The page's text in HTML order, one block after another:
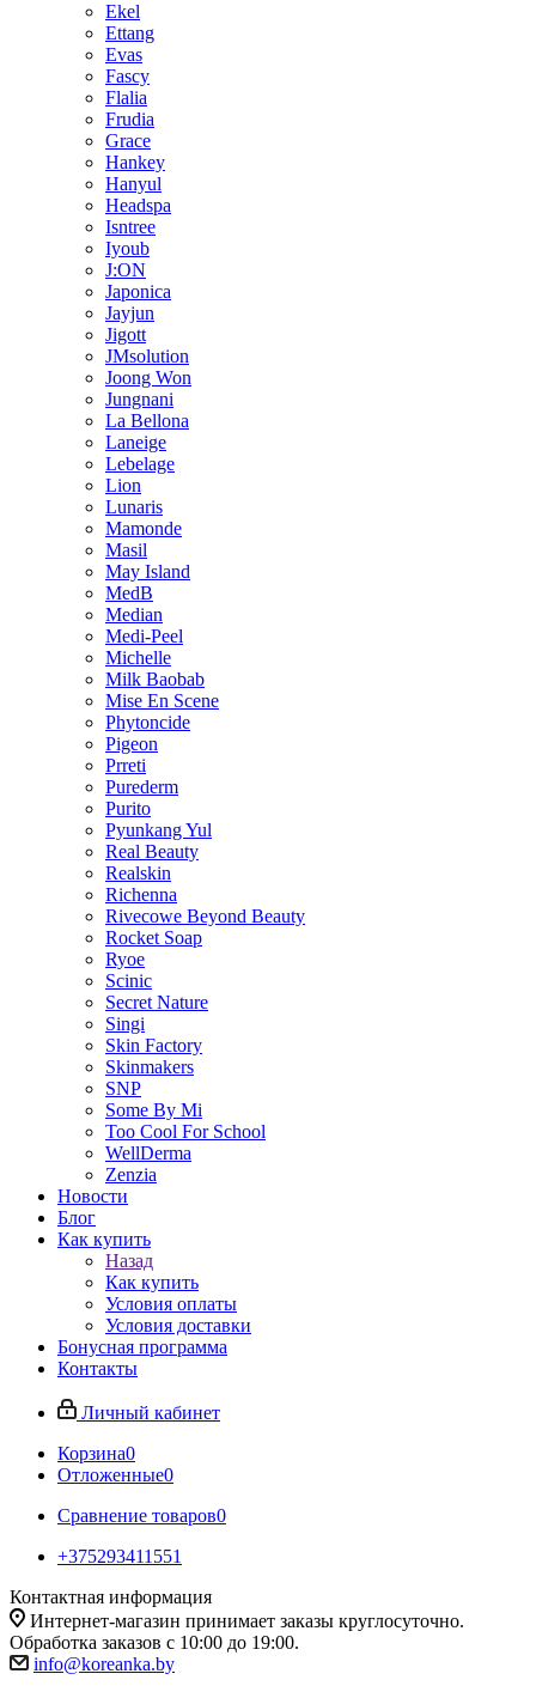
Ekel
Ettang
Evas
Fascy
Flalia
Frudia
Grace
Hankey
Hanyul
Headspa
Isntree
Iyoub
J:ON
Japonica
Jayjun
Jigott
JMsolution
Joong Won
Jungnani
La Bellona
Laneige
Lebelage
Lion
Lunaris
Mamonde
Masil
May Island
MedB
Median
Medi-Peel
Michelle
Milk Baobab
Mise En Scene
Phytoncide
Pigeon
Prreti
Purederm
Purito
Pyunkang Yul
Real Beauty
Realskin
Richenna
Rivecowe Beyond Beauty
Rocket Soap
Ryoe
Scinic
Secret Nature
Singi
Skin Factory
Skinmakers
SNP
Some By Mi
Too Cool For School
WellDerma
Zenzia
Новости
Блог
Как купить
Назад
Как купить
Условия оплаты
Условия доставки
Бонусная программа
Контакты
Личный кабинет
Корзина0
Отложенные0
Сравнение товаров0
+375293411551
Контактная информация
Интернет-магазин принимает заказы круглосуточно.
Обработка заказов с 10:00 до 19:00.
info@koreanka.by